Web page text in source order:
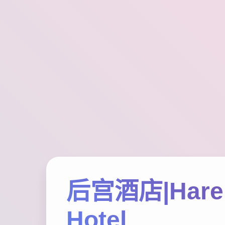
后宫酒店
Hotel